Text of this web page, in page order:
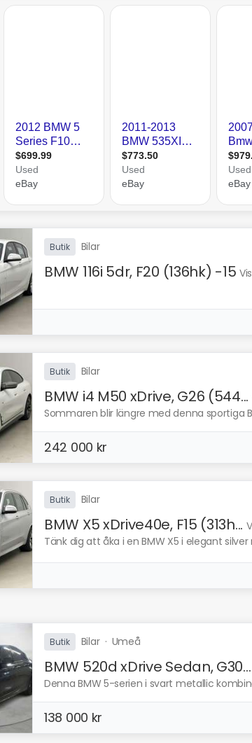
Butik Bilar
BMW 116i 5dr, F20 (136hk) -15
Butik Bilar
BMW i4 M50 xDrive, G26 (544...
Sommaren blir längre med denna sportiga
242 000 kr
Butik Bilar
BMW X5 xDrive40e, F15 (313h...
Tänk dig att åka i en BMW X5 i elegant
Butik Bilar· Umeå
BMW 520d xDrive Sedan, G30...
Denna BMW 5-serien i svart metallic
138 000 kr